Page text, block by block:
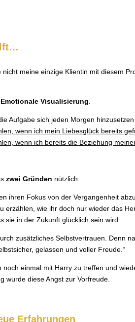
nicht meine einzige Klientin mit diesem
Emotionale Visualisierung.
Aufgabe sich jeden Morgen
wenn ich mein Liebesglück bereits
wenn ich bereits die Beziehung
zwei Gründen nützlich:
ihren Fokus von der Vergangenheit
erzählen, wie ihr doch nur wieder das
sie in der Zukunft glücklich sein wird.
zusätzliches Selbstvertrauen. Denn
gelassen und voller Freude.“
noch einmal mit Harry zu treffen und
wurde diese Angst zur Vorfreude.
Erfahrungen